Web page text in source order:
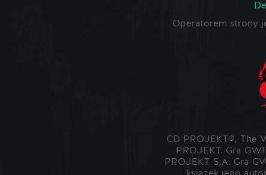
Operatorem strony
CD PROJEKT®, The
PROJEKT. Gra
PROJEKT S.A. Gra